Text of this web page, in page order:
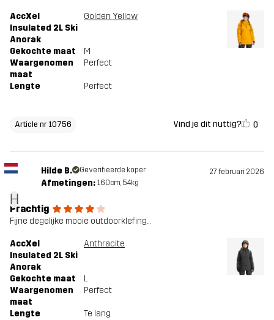
AccXel
Insulated 2L Ski
Anorak
Golden Yellow
Gekochte maat
M
Waargenomen
maat
Perfect
Lengte Perfect
Article nr 10756 Vind je dit nuttig? 0
H
Hilde B. Geverifieerde koper 27 februari 2026
Afmetingen: 160cm, 54kg
Prachtig
Fijne degelijke mooie outdoorklefing…
AccXel
Insulated 2L Ski
Anorak
Anthracite
Gekochte maat
L
Waargenomen
maat
Perfect
Lengte Te lang